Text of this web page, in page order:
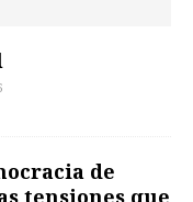
de
tensiones que